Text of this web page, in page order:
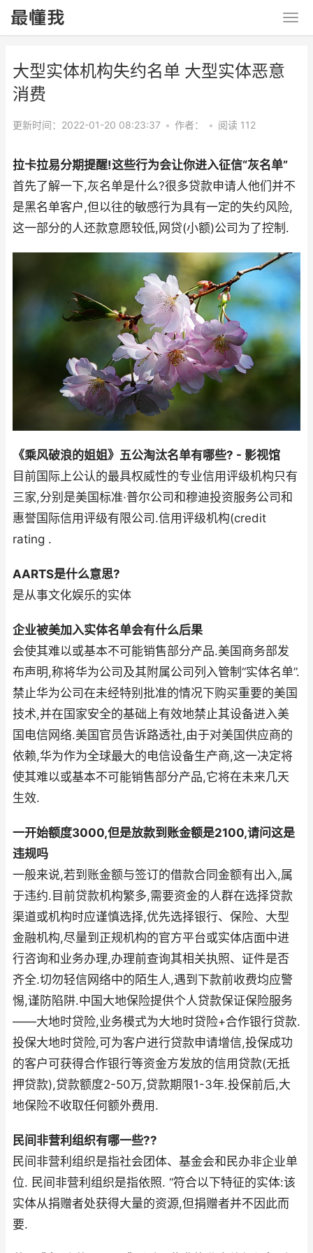
大型实体机构失约名单 大型实体恶意
消费
更新时间：2022-01-20 08:23:37 • 作者： • 阅读 112
拉卡拉易分期提醒!这些行为会让你进入征信“灰名单”
首先了解一下,灰名单是什么?很多贷款申请人他们并不
是黑名单客户,但以往的敏感行为具有一定的失约风险,
这一部分的人还款意愿较低,网贷(小额)公司为了控制.
《乘风破浪的姐姐》五公淘汰名单有哪些? - 影视馆
目前国际上公认的最具权威性的专业信用评级机构只有
三家,分别是美国标准·普尔公司和穆迪投资服务公司和
惠誉国际信用评级有限公司.信用评级机构(credit
rating .
AARTS是什么意思?
是从事文化娱乐的实体
企业被美加入实体名单会有什么后果
会使其难以或基本不可能销售部分产品.美国商务部发
布声明,称将华为公司及其附属公司列入管制“实体名单”.
禁止华为公司在未经特别批准的情况下购买重要的美国
技术,并在国家安全的基础上有效地禁止其设备进入美
国电信网络.美国官员告诉路透社,由于对美国供应商的
依赖,华为作为全球最大的电信设备生产商,这一决定将
使其难以或基本不可能销售部分产品,它将在未来几天
生效.
一开始额度3000,但是放款到账金额是2100,请问这是
违规吗
一般来说,若到账金额与签订的借款合同金额有出入,属
于违约.目前贷款机构繁多,需要资金的人群在选择贷款
渠道或机构时应谨慎选择,优先选择银行、保险、大型
金融机构,尽量到正规机构的官方平台或实体店面中进
行咨询和业务办理,办理前查询其相关执照、证件是否
齐全.切勿轻信网络中的陌生人,遇到下款前收费均应警
惕,谨防陷阱.中国大地保险提供个人贷款保证保险服务
——大地时贷险,业务模式为大地时贷险+合作银行贷款.
投保大地时贷险,可为客户进行贷款申请增信,投保成功
的客户可获得合作银行等资金方发放的信用贷款(无抵
押贷款),贷款额度2-50万,贷款期限1-3年.投保前后,大
地保险不收取任何额外费用.
民间非营利组织有哪一些??
民间非营利组织是指社会团体、基金会和民办非企业单
位. 民间非营利组织是指依照. “符合以下特征的实体:该
实体从捐赠者处获得大量的资源,但捐赠者并不因此而
要.